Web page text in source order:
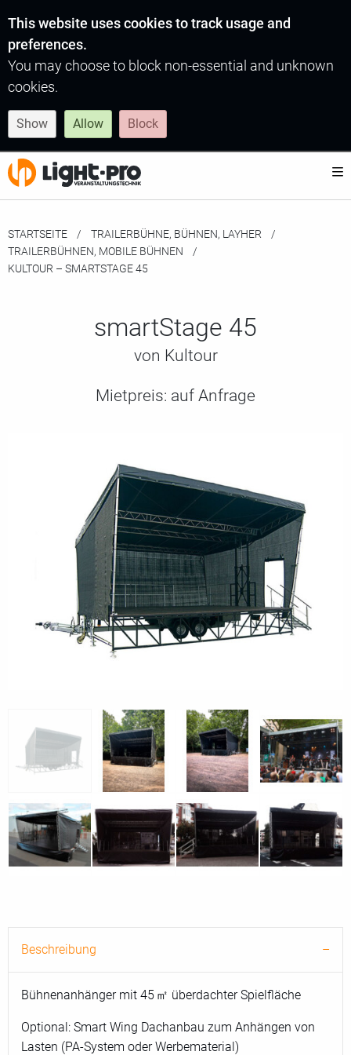
This website uses cookies to track usage and
preferences.
You may choose to block non-essential and unknown
cookies.
Show Allow Block
STARTSEITE
TRAILERBÜHNE, BÜHNEN, LAYHER
TRAILERBÜHNEN, MOBILE BÜHNEN
MOMENTAN:
KULTOUR – SMARTSTAGE 45
smartStage 45
von Kultour
Mietpreis: auf Anfrage
Beschreibung
Bühnenanhänger mit 45 ㎡ überdachter Spielfläche
Optional: Smart Wing Dachanbau zum Anhängen von
Lasten (PA-System oder Werbematerial)